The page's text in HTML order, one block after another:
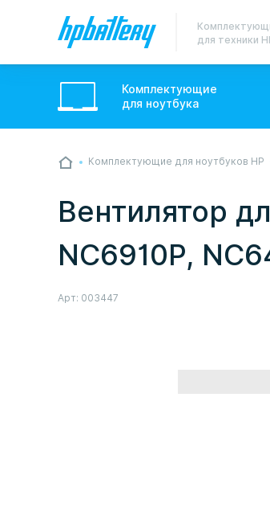
Але ми виліземо зі
для техники
Комплектующие
для ноутбука
Комплектующие для ноутбуков HP
Вентилятор
NC6910P,
Арт: 003447